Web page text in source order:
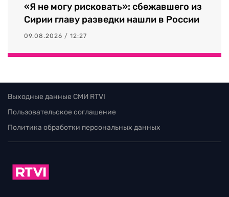
«Я не могу рисковать»: сбежавшего из
Сирии главу разведки нашли в России
09.08.2026 / 12:27
Выходные данные СМИ RTVI
Пользовательское соглашение
Политика обработки персональных данных